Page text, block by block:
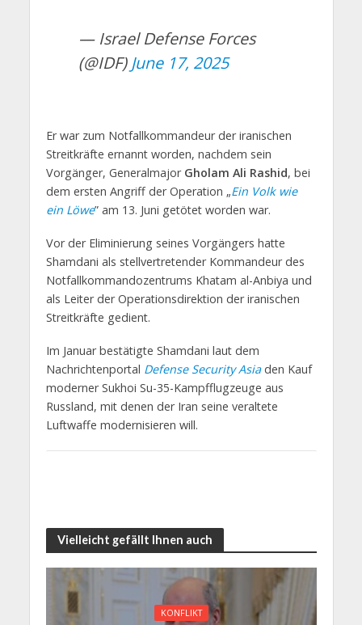
— Israel Defense Forces
(@IDF) June 17, 2025
Er war zum Notfallkommandeur der iranischen
Streitkräfte ernannt worden, nachdem sein
Vorgänger, Generalmajor Gholam Ali Rashid, bei
dem ersten Angriff der Operation „Ein Volk wie
ein Löwe” am 13. Juni getötet worden war.
Vor der Eliminierung seines Vorgängers hatte
Shamdani als stellvertretender Kommandeur des
Notfallkommandozentrums Khatam al-Anbiya und
als Leiter der Operationsdirektion der iranischen
Streitkräfte gedient.
Im Januar bestätigte Shamdani laut dem
Nachrichtenportal Defense Security Asiaden Kauf
moderner Sukhoi Su-35-Kampfflugzeuge aus
Russland, mit denen der Iran seine veraltete
Luftwaffe modernisieren will.
Vielleicht gefällt Ihnen auch
KONFLIKT